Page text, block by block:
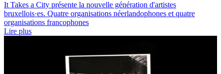
It Takes a City présente la nouvelle génération d'artistes
bruxellois·es. Quatre organisations néerlandophones et quatre
organisations francophones
Lire plus